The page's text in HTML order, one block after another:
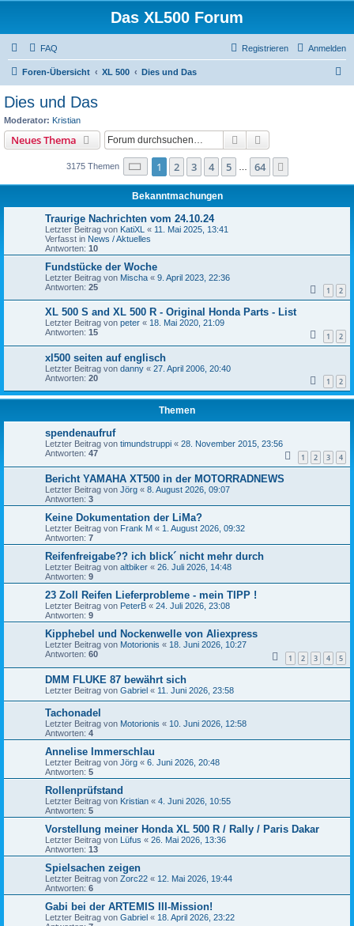
Das XL500 Forum
FAQ Anmelden
Registrieren
Foren-Übersicht XL 500 Dies und Das
Dies und Das
Moderator: Kristian
Neues Thema Suche
3175 Themen Seite 1von 64
1 2 3 4 5 64
Bekanntmachungen
Traurige Nachrichten vom 24.10.24
Letzter Beitrag von KatiXL « 11. Mai 2025, 13:41
Verfasst in News / Aktuelles
Antworten: 10
Fundstücke der Woche
Letzter Beitrag von Mischa « 9. April 2023, 22:36
Antworten: 25 1 2
XL 500 S and XL 500 R - Original Honda Parts - List
Letzter Beitrag von peter « 18. Mai 2020, 21:09
Antworten: 15 1 2
xl500 seiten auf englisch
Letzter Beitrag von danny « 27. April 2006, 20:40
Antworten: 20 1 2
Themen
spendenaufruf
Letzter Beitrag von timundstruppi « 28. November 2015, 23:56
Antworten: 47 1 2 3 4
Bericht YAMAHA XT500 in der MOTORRADNEWS
Letzter Beitrag von Jörg « 8. August 2026, 09:07
Antworten: 3
Keine Dokumentation der LiMa?
Letzter Beitrag von Frank M « 1. August 2026, 09:32
Antworten: 7
Reifenfreigabe?? ich blick´ nicht mehr durch
Letzter Beitrag von altbiker « 26. Juli 2026, 14:48
Antworten: 9
23 Zoll Reifen Lieferprobleme - mein TIPP !
Letzter Beitrag von PeterB « 24. Juli 2026, 23:08
Antworten: 9
Kipphebel und Nockenwelle von Aliexpress
Letzter Beitrag von Motorionis « 18. Juni 2026, 10:27
Antworten: 60 1 2 3 4 5
DMM FLUKE 87 bewährt sich
Letzter Beitrag von Gabriel « 11. Juni 2026, 23:58
Tachonadel
Letzter Beitrag von Motorionis « 10. Juni 2026, 12:58
Antworten: 4
Annelise Immerschlau
Letzter Beitrag von Jörg « 6. Juni 2026, 20:48
Antworten: 5
Rollenprüfstand
Letzter Beitrag von Kristian « 4. Juni 2026, 10:55
Antworten: 5
Vorstellung meiner Honda XL 500 R / Rally / Paris Dakar
Letzter Beitrag von Lüfus « 26. Mai 2026, 13:36
Antworten: 13
Spielsachen zeigen
Letzter Beitrag von Zorc22 « 12. Mai 2026, 19:44
Antworten: 6
Gabi bei der ARTEMIS III-Mission!
Letzter Beitrag von Gabriel « 18. April 2026, 23:22